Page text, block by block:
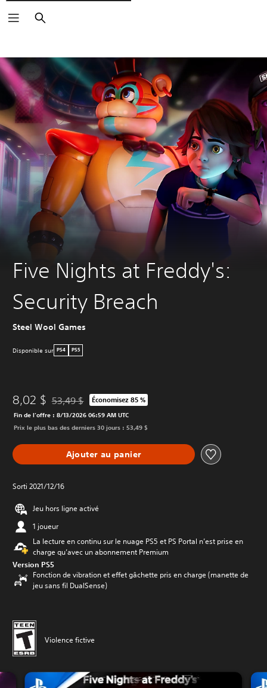
Rechercher
Five Nights at Freddy's:
Security Breach
Steel Wool Games
Disponible sur PS4 PS5
8,02 $ Remise par rapport au prix d'origine de 53,49 $
53,49 $ Économisez 85 %
Fin de l’offre : 8/13/2026 06:59 AM UTC
Prix le plus bas des derniers 30 jours : 53,49 $
Ajouter au panier
Sorti 2021/12/16
Jeu hors ligne activé
1 joueur
La lecture en continu sur le nuage PS5 et PS Portal n’est prise en
charge qu’avec un abonnement Premium
Version PS5
Fonction de vibration et effet gâchette pris en charge (manette de
jeu sans fil DualSense)
Violence fictive